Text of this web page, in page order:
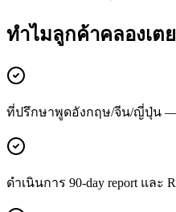
ทำไมลูกค้าคลองเตย
ที่ปรึกษาพูดอังกฤษ/จีน/ญี่ปุ่น
ดำเนินการ 90-day report และ